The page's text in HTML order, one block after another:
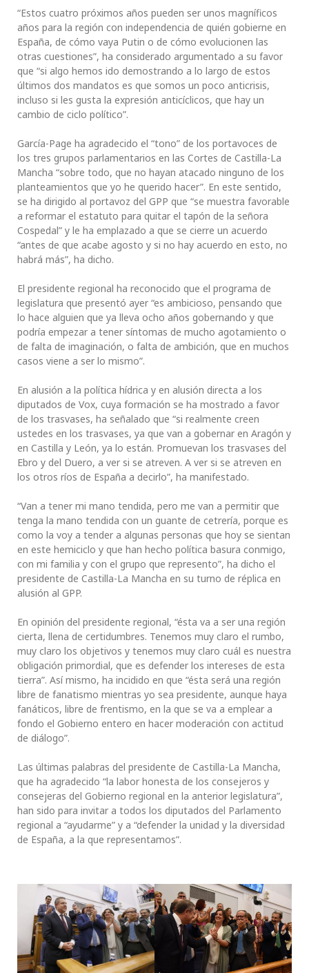
“Estos cuatro próximos años pueden ser unos magníficos
años para la región con independencia de quién gobierne en
España, de cómo vaya Putin o de cómo evolucionen las
otras cuestiones”, ha considerado argumentado a su favor
que “si algo hemos ido demostrando a lo largo de estos
últimos dos mandatos es que somos un poco anticrisis,
incluso si les gusta la expresión anticíclicos, que hay un
cambio de ciclo político”.
García-Page ha agradecido el “tono” de los portavoces de
los tres grupos parlamentarios en las Cortes de Castilla-La
Mancha “sobre todo, que no hayan atacado ninguno de los
planteamientos que yo he querido hacer”. En este sentido,
se ha dirigido al portavoz del GPP que “se muestra favorable
a reformar el estatuto para quitar el tapón de la señora
Cospedal” y le ha emplazado a que se cierre un acuerdo
“antes de que acabe agosto y si no hay acuerdo en esto, no
habrá más”, ha dicho.
El presidente regional ha reconocido que el programa de
legislatura que presentó ayer “es ambicioso, pensando que
lo hace alguien que ya lleva ocho años gobernando y que
podría empezar a tener síntomas de mucho agotamiento o
de falta de imaginación, o falta de ambición, que en muchos
casos viene a ser lo mismo”.
En alusión a la política hídrica y en alusión directa a los
diputados de Vox, cuya formación se ha mostrado a favor
de los trasvases, ha señalado que “si realmente creen
ustedes en los trasvases, ya que van a gobernar en Aragón y
en Castilla y León, ya lo están. Promuevan los trasvases del
Ebro y del Duero, a ver si se atreven. A ver si se atreven en
los otros ríos de España a decirlo”, ha manifestado.
“Van a tener mi mano tendida, pero me van a permitir que
tenga la mano tendida con un guante de cetrería, porque es
como la voy a tender a algunas personas que hoy se sientan
en este hemiciclo y que han hecho política basura conmigo,
con mi familia y con el grupo que represento”, ha dicho el
presidente de Castilla-La Mancha en su turno de réplica en
alusión al GPP.
En opinión del presidente regional, “ésta va a ser una región
cierta, llena de certidumbres. Tenemos muy claro el rumbo,
muy claro los objetivos y tenemos muy claro cuál es nuestra
obligación primordial, que es defender los intereses de esta
tierra”. Así mismo, ha incidido en que “ésta será una región
libre de fanatismo mientras yo sea presidente, aunque haya
fanáticos, libre de frentismo, en la que se va a emplear a
fondo el Gobierno entero en hacer moderación con actitud
de diálogo”.
Las últimas palabras del presidente de Castilla-La Mancha,
que ha agradecido “la labor honesta de los consejeros y
consejeras del Gobierno regional en la anterior legislatura”,
han sido para invitar a todos los diputados del Parlamento
regional a “ayudarme” y a “defender la unidad y la diversidad
de España, a la que representamos”.